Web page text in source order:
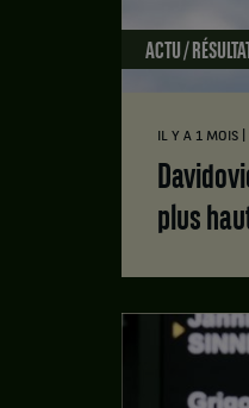
ACTU /
IL Y A 1 MOIS
Davidovich Fokina : libéré d'un poids pour viser encore
plus